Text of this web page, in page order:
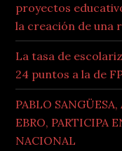
proyectos
la creación de una
La tasa de
24 puntos a la de
PABLO
EBRO, PARTICIPA
NACIONAL